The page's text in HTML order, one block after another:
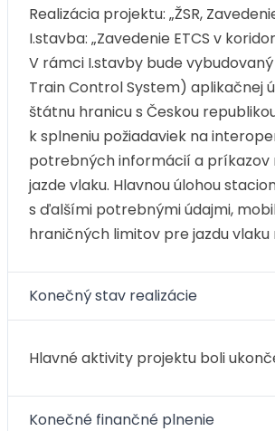
Realizácia projektu: „ŽSR,
I.stavba: „Zavedenie ETCS v
V rámci I.stavby bude
Train Control System) aplikačnej
štátnu hranicu s Českou
k splneniu požiadaviek na
potrebných informácií a príkazov
jazde vlaku. Hlavnou úlohou
s ďalšími potrebnými údajmi,
hraničných limitov pre jazdu
Konečný stav realizácie
Hlavné aktivity projektu boli
Konečné finančné plnenie